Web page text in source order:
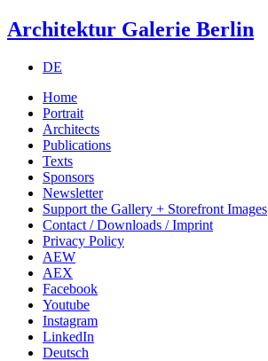
Architektur Galerie Berlin
DE
Home
Portrait
Architects
Publications
Texts
Sponsors
Newsletter
Support the Gallery + Storefront Images
Contact / Downloads / Imprint
Privacy Policy
AEW
AEX
Facebook
Youtube
Instagram
LinkedIn
Deutsch